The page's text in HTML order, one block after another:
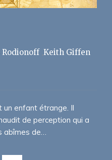
Rodionoff Keith Giffen
enfant étrange. Il
de perception qui a
abîmes de…